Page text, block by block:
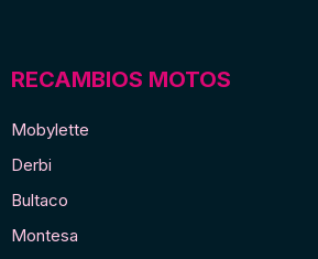
RECAMBIOS MOTOS
Mobylette
Derbi
Bultaco
Montesa